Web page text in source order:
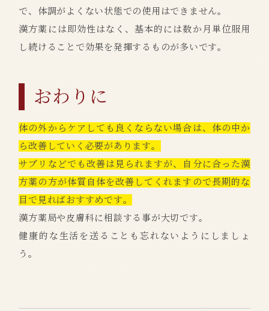
で、体調がよくない状態での使用はできません。
漢方薬には即効性はなく、基本的には数か月単位服用
し続けることで効果を発揮するものが多いです。
おわりに
体の外からケアしても良くならない場合は、体の中か
ら改善していく必要があります。
サプリなどでも改善は見られますが、自分に合った漢
方薬の方が体質自体を改善してくれますので長期的な
目で見ればおすすめです。
漢方薬局や皮膚科に相談する事が大切です。
健康的な生活を送ることも忘れないようにしましょ
う。